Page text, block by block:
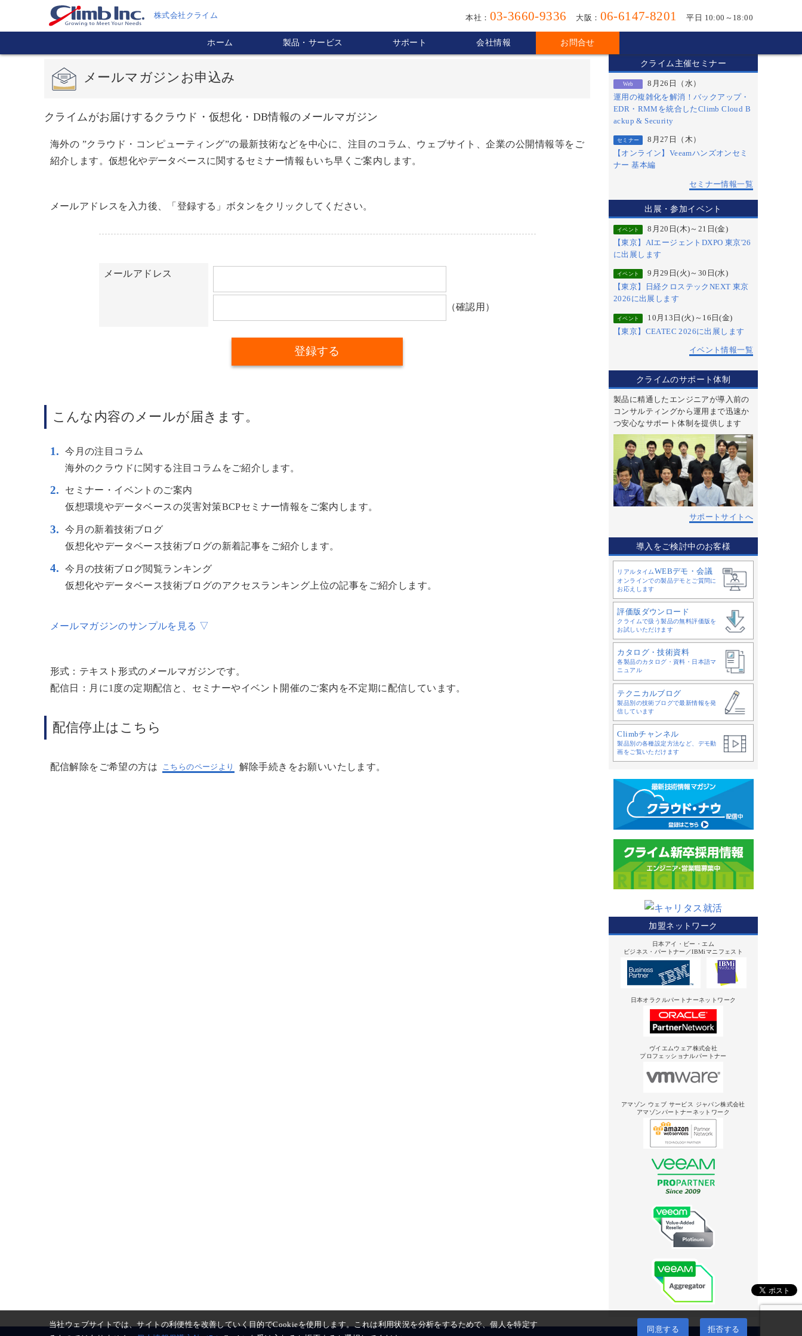
株式会社クライム 本社： 03-3660-9336 大阪： 06-6147-8201 平日 10:00～18:00
ホーム 製品・サービス サポート 会社情報 お問合せ
メールマガジンお申込み
クライムがお届けするクラウド・仮想化・DB情報のメールマガジン
海外の ”クラウド・コンピューティング”の最新技術などを中心に、注目のコラム、ウェブサイト、企業の公開情報等をご
紹介します。仮想化やデータベースに関するセミナー情報もいち早くご案内します。
メールアドレスを入力後、「登録する」ボタンをクリックしてください。
メールアドレス
（確認用）
こんな内容のメールが届きます。
今月の注目コラム
海外のクラウドに関する注目コラムをご紹介します。
セミナー・イベントのご案内
仮想環境やデータベースの災害対策BCPセミナー情報をご案内します。
今月の新着技術ブログ
仮想化やデータベース技術ブログの新着記事をご紹介します。
今月の技術ブログ閲覧ランキング
仮想化やデータベース技術ブログのアクセスランキング上位の記事をご紹介します。
メールマガジンのサンプルを見る ▽
形式：テキスト形式のメールマガジンです。
配信日：月に1度の定期配信と、セミナーやイベント開催のご案内を不定期に配信しています。
配信停止はこちら
配信解除をご希望の方は こちらのページより 解除手続きをお願いいたします。
クライム主催セミナー
Web
8月26日（水）
運用の複雑化を解消！バックアップ・
EDR・RMMを統合したClimb Cloud B
ackup & Security
セミナー
8月27日（木）
【オンライン】Veeamハンズオンセミ
ナー 基本編
セミナー情報一覧
出展・参加イベント
イベント
8月20日(木)～21日(金)
【東京】AIエージェントDXPO 東京'26
に出展します
イベント
9月29日(火)～30日(水)
【東京】日経クロステックNEXT 東京
2026に出展します
イベント
10月13日(火)～16日(金)
【東京】CEATEC 2026に出展します
イベント情報一覧
クライムのサポート体制
製品に精通したエンジニアが導入前の
コンサルティングから運用まで迅速か
つ安心なサポート体制を提供します
サポートサイトへ
導入をご検討中のお客様
リアルタイムWEBデモ・会議
オンラインでの製品デモとご質問に
お応えします
評価版ダウンロード
クライムで扱う製品の無料評価版を
お試しいただけます
カタログ・技術資料
各製品のカタログ・資料・日本語マ
ニュアル
テクニカルブログ
製品別の技術ブログで最新情報を発
信しています
Climbチャンネル
製品別の各種設定方法など、デモ動
画をご覧いただけます
加盟ネットワーク
日本アイ・ビー・エム
ビジネス・パートナー／IBMiマニフェスト
日本オラクルパートナーネットワーク
ヴイエムウェア株式会社
プロフェッショナルパートナー
アマゾン ウェブ サービス ジャパン株式会社
アマゾンパートナーネットワーク
当社ウェブサイトでは、サイトの利便性を改善していく目的でCookieを使用します。これは利用状況を分析をするためで、個人を特定す
同意する 拒否する